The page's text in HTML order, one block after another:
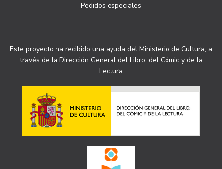
Pedidos especiales
Este proyecto ha recibido una ayuda del Ministerio de Cultura, a
través de la Dirección General del Libro, del Cómic y de la
Lectura